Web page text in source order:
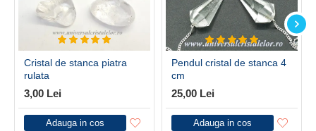
Cristal de stanca piatra
rulata
3,00 Lei
Adauga in cos
Pendul cristal de stanca 4
cm
25,00 Lei
Adauga in cos